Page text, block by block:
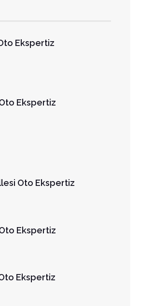
Ekspertiz
Ekspertiz
Oto Ekspertiz
Ekspertiz
Ekspertiz